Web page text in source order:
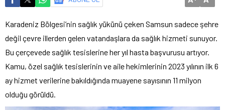
Karadeniz Bölgesi’nin sağlık yükünü çeken Samsun sadece şehre
değil çevre illerden gelen vatandaşlara da sağlık hizmeti sunuyor.
Bu çerçevede sağlık tesislerine her yıl hasta başvurusu artıyor.
Kamu, özel sağlık tesislerinin ve aile hekimlerinin 2023 yılının ilk 6
ay hizmet verilerine bakıldığında muayene sayısının 11 milyon
olduğu görüldü.